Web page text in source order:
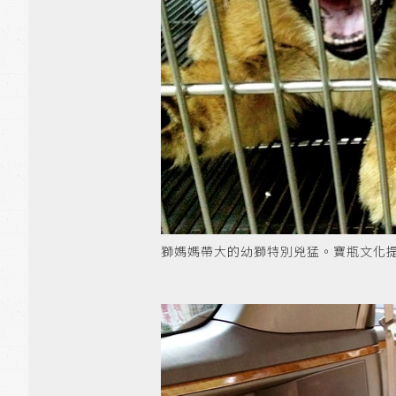
獅媽媽帶大的幼獅特別兇猛。寶瓶文化